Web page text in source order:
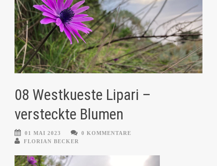
08 Westkueste Lipari –
versteckte Blumen
01 MAI 2023
0 KOMMENTARE
FLORIAN BECKER